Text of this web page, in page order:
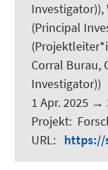
Investigator)),
(Principal
Corral Burau,
Investigator))
1 Apr. 2025 →
Projekt:
URL: https://